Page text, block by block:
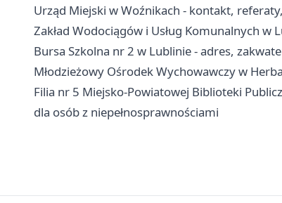
Urząd Miejski w Woźnikach - kontakt,
Zakład Wodociągów i Usług Komunalnych w
Bursa Szkolna nr 2 w Lublinie - adres,
Młodzieżowy Ośrodek Wychowawczy w
Filia nr 5 Miejsko-Powiatowej Biblioteki
dla osób z niepełnosprawnościami